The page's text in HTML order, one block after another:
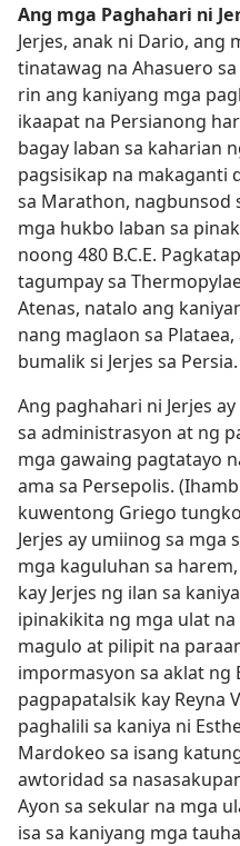
Ang mga Paghahari ni
Jerjes, anak ni Dario, ang
tinatawag na Ahasuero
rin ang kaniyang mga
ikaapat na Persianong
bagay laban sa kaharian
pagsisikap na makaganti
sa Marathon, nagbunsod
mga hukbo laban sa
noong 480 B.C.E.
tagumpay sa
Atenas, natalo ang
nang maglaon sa
bumalik si Jerjes sa Persia.
Ang paghahari ni Jerjes
sa administrasyon at ng
mga gawaing pagtatayo
ama sa Persepolis.
kuwentong Griego
Jerjes ay umiinog sa mga
mga kaguluhan sa
kay Jerjes ng ilan sa
ipinakikita ng mga ulat
magulo at pilipit na
impormasyon sa aklat ng
pagpapatalsik kay Reyna
paghalili sa kaniya ni
Mardokeo sa isang
awtoridad sa
Ayon sa sekular na mga
isa sa kaniyang mga